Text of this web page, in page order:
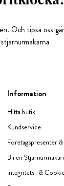
Och tipsa oss
Information
Hitta butik
Kundservice
Företagspresenter
Bli en
Integritets- &